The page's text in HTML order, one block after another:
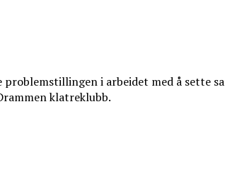
i arbeidet med å sette
klatreklubb.